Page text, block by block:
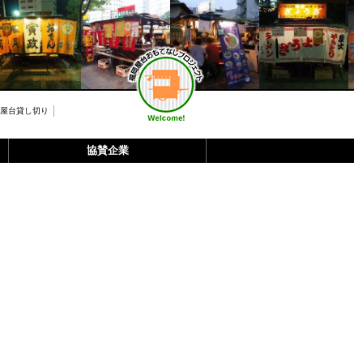
屋台貸し切り
協賛企業